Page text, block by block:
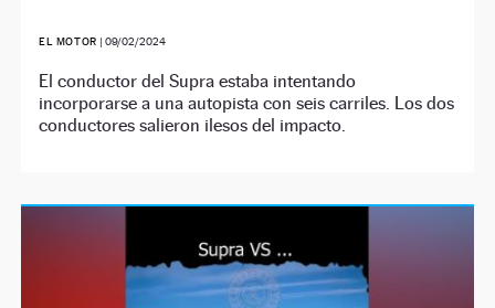
EL MOTOR | 09/02/2024
El conductor del Supra estaba intentando
incorporarse a una autopista con seis carriles. Los dos
conductores salieron ilesos del impacto.